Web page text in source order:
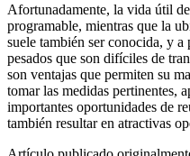
Afortunadamente, la vida útil
programable, mientras que la
suele también ser conocida, y
pesados que son difíciles de
son ventajas que permiten su
tomar las medidas pertinentes,
importantes oportunidades de
también resultar en atractivas